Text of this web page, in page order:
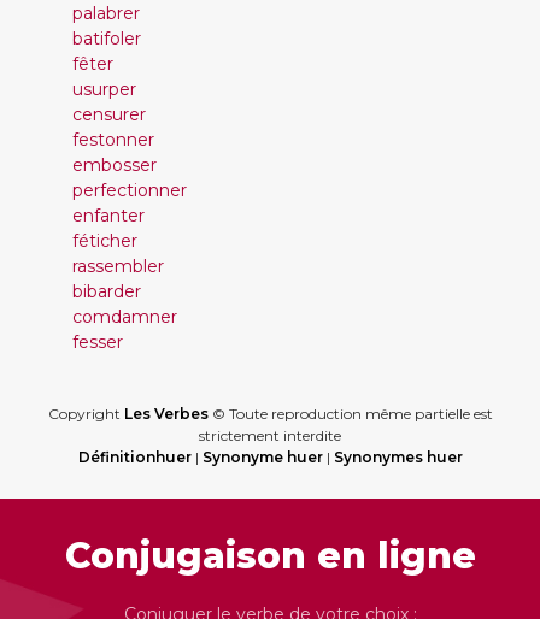
palabrer
batifoler
fêter
usurper
censurer
festonner
embosser
perfectionner
enfanter
féticher
rassembler
bibarder
comdamner
fesser
Copyright Les Verbes© Toute reproduction même partielle est
strictement interdite
Définitionhuer| Synonyme huer| Synonymes huer
Conjugaison en ligne
Conjuguer le verbe de votre choix :